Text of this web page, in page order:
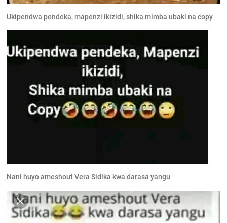
Ukipendwa pendeka, mapenzi ikizidi, shika mimba ubaki na copy
Nani huyo ameshout Vera Sidika kwa darasa yangu